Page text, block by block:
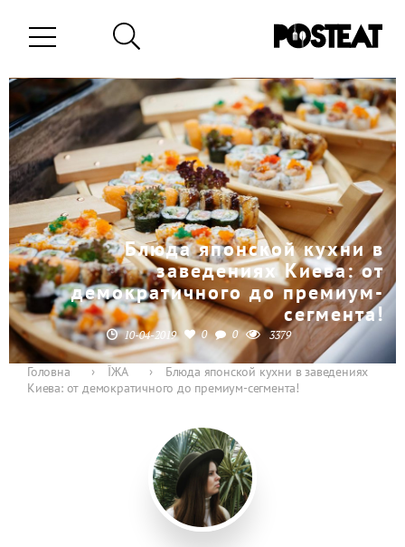
Блюда японской кухни в
заведениях Киева: от
демократичного до премиум-
сегмента!
10-04-2019 0 0 3379
Головна › ЇЖА ›
Блюда японской кухни в заведениях
Киева: от демократичного до премиум-сегмента!